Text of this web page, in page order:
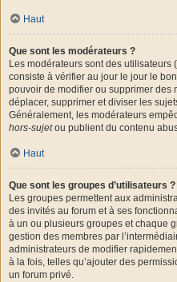
Haut
Que sont les modérateurs ?
Les modérateurs sont des utilisateurs
consiste à vérifier au jour le jour le
pouvoir de modifier ou supprimer des
déplacer, supprimer et diviser les
Généralement, les modérateurs
hors-sujetou publient du contenu
Haut
Que sont les groupes d’utilisateurs ?
Les groupes permettent aux
des invités au forum et à ses
à un ou plusieurs groupes et chaque
gestion des membres par
administrateurs de modifier
à la fois, telles qu’ajouter des
un forum privé.